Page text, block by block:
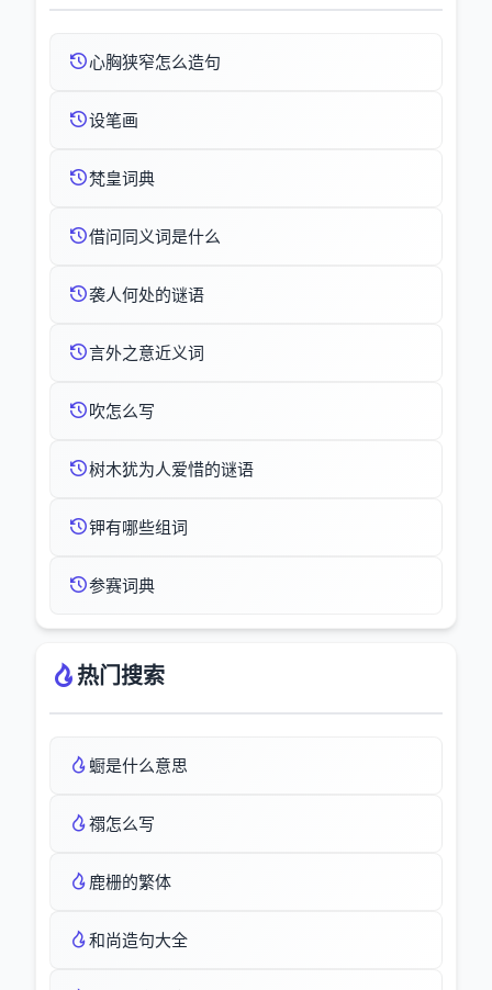
心胸狭窄怎么造句
设笔画
梵皇词典
借问同义词是什么
袭人何处的谜语
言外之意近义词
吹怎么写
树木犹为人爱惜的谜语
钾有哪些组词
参赛词典
热门搜索
蟵是什么意思
禤怎么写
鹿栅的繁体
和尚造句大全